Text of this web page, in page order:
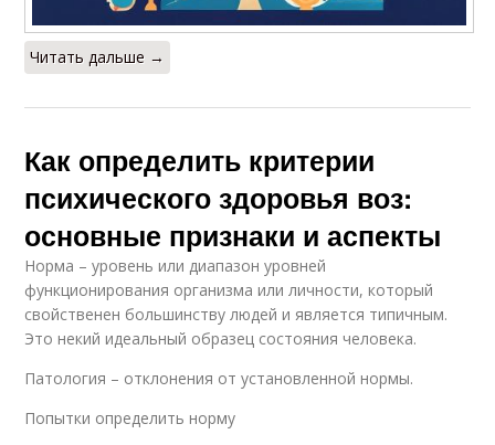
Читать дальше →
Как определить критерии
психического здоровья воз:
основные признаки и аспекты
Норма – уровень или диапазон уровней
функционирования организма или личности, который
свойственен большинству людей и является типичным.
Это некий идеальный образец состояния человека.
Патология – отклонения от установленной нормы.
Попытки определить норму